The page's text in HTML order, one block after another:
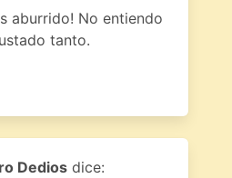
aburrido! No entiendo
tanto.
Dedios dice: